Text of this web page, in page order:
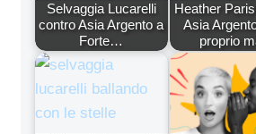
Selvaggia Lucarelli
contro Asia Argento a
Forte…
Heather
Asia
proprio